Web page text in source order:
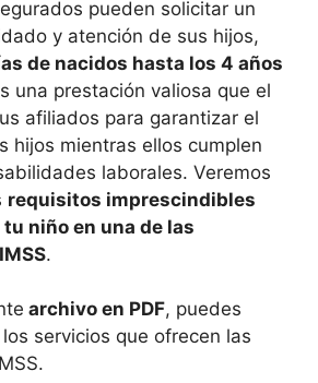
pueden solicitar un
y atención de sus hijos,
de nacidos hasta los 4 años
una prestación valiosa que el
afiliados para garantizar el
hijos mientras ellos cumplen
laborales. Veremos
requisitos imprescindibles
niño en una de las
.
archivo en PDF, puedes
servicios que ofrecen las